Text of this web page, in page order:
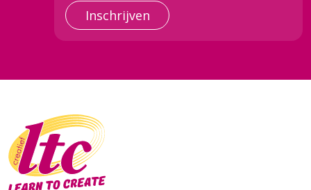
Inschrijven